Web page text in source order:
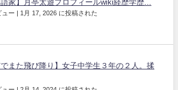
語家】月亭太遊プロフィールwiki経歴学歴...
ュー | 1月 17, 2026 に投稿された
でまた飛び降り】女子中学生３年の２人。揉